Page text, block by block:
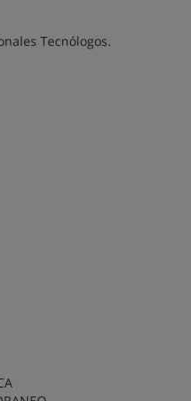
Tecnólogos.